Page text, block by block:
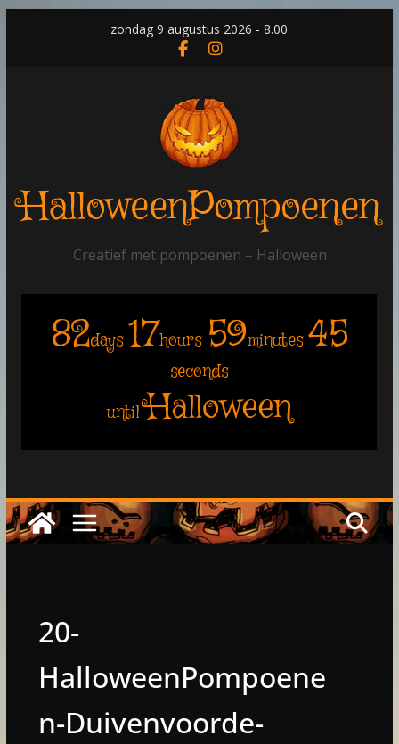
zondag 9 augustus 2026 - 8.00
HalloweenPompoenen
Creatief met pompoenen – Halloween
82days 17hours 59minutes 44
seconds
until Halloween
20-
HalloweenPompoene
n-Duivenvoorde-